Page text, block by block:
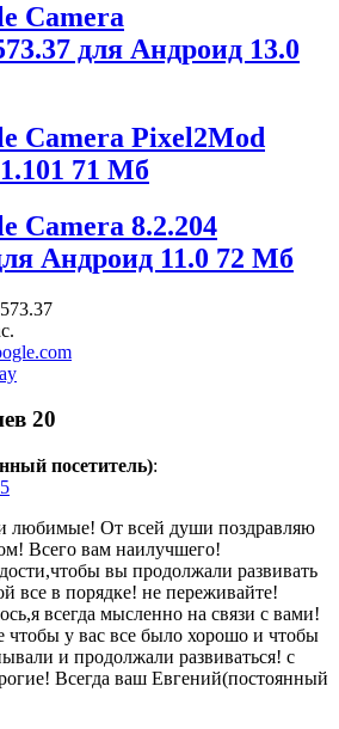
Camera
для Андроид 13.0
Camera Pixel2Mod
71 Мб
Camera 8.2.204
Андроид 11.0 72 Мб
20
посетитель):
любимые! От всей души поздравляю
Всего вам наилучшего!
вы продолжали развивать
все в порядке! не переживайте!
всегда мысленно на связи с вами!
у вас все было хорошо и чтобы
и продолжали развиваться! с
Всегда ваш Евгений(постоянный